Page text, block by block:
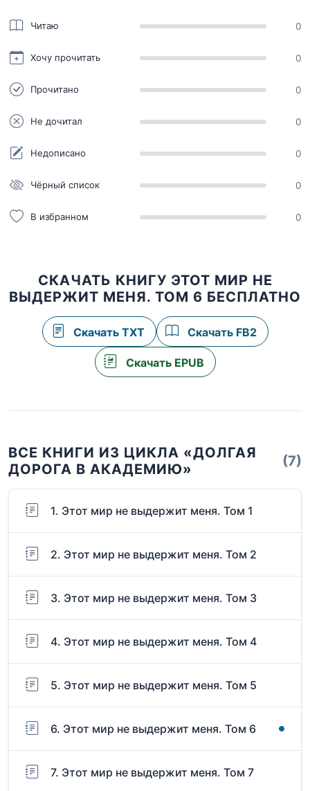
Читаю 0
Хочу прочитать 0
Прочитано 0
Не дочитал 0
Недописано 0
Чёрный список 0
В избранном 0
СКАЧАТЬ КНИГУ ЭТОТ МИР НЕ
ВЫДЕРЖИТ МЕНЯ. ТОМ 6 БЕСПЛАТНО
Скачать TXT Скачать FB2
Скачать EPUB
ВСЕ КНИГИ ИЗ ЦИКЛА «ДОЛГАЯ
ДОРОГА В АКАДЕМИЮ»
(7)
1. Этот мир не выдержит меня. Том 1
2. Этот мир не выдержит меня. Том 2
3. Этот мир не выдержит меня. Том 3
4. Этот мир не выдержит меня. Том 4
5. Этот мир не выдержит меня. Том 5
6. Этот мир не выдержит меня. Том 6
7. Этот мир не выдержит меня. Том 7